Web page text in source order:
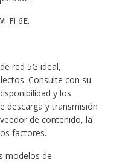
Fi 6E.
red 5G ideal,
Consulte con su
y los
descarga y transmisión
de contenido, la
factores.
modelos de